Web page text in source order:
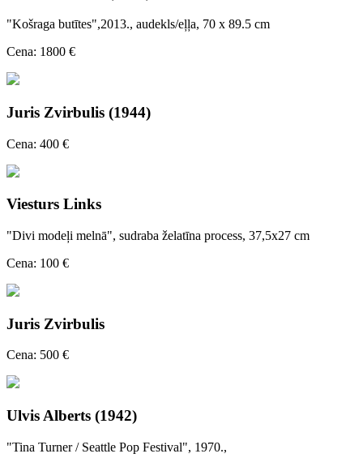
"Košraga butītes",2013., audekls/eļļa, 70 x 89.5 cm
Cena: 1800 €
Juris Zvirbulis (1944)
Cena: 400 €
Viesturs Links
"Divi modeļi melnā", sudraba želatīna process, 37,5x27 cm
Cena: 100 €
Juris Zvirbulis
Cena: 500 €
Ulvis Alberts (1942)
"Tina Turner / Seattle Pop Festival", 1970.,